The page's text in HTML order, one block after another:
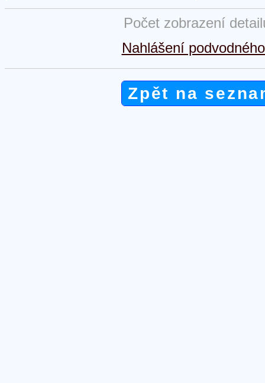
Počet zobrazení
Nahlášení
Zpět na